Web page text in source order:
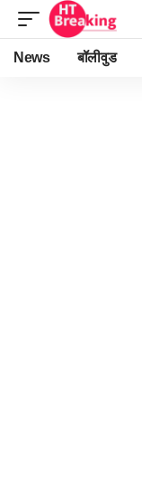
News बॉलीवुड